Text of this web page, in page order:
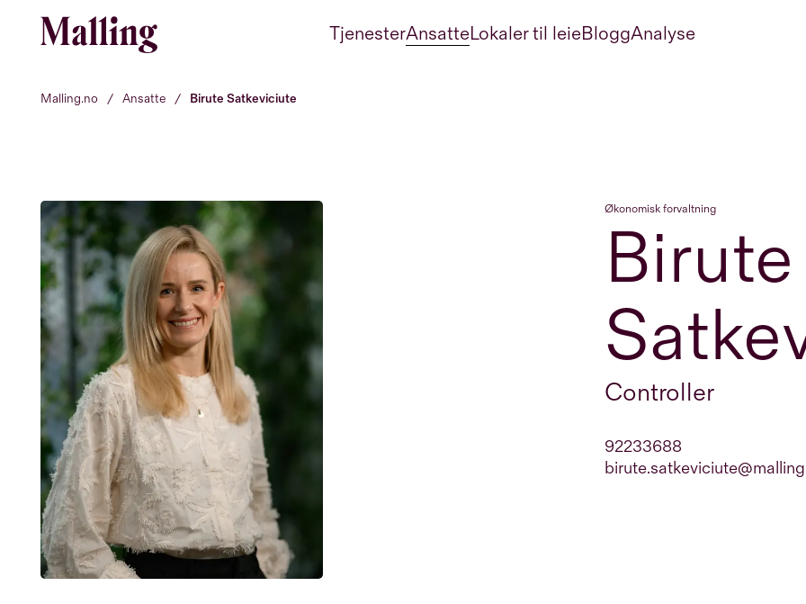
Hopp til innhold TjenesterAnsatteLokaler til leieBloggAnalyse
Malling.no / Ansatte / Birute Satkeviciute
Økonomisk forvaltning
Birute
Controller
92233688